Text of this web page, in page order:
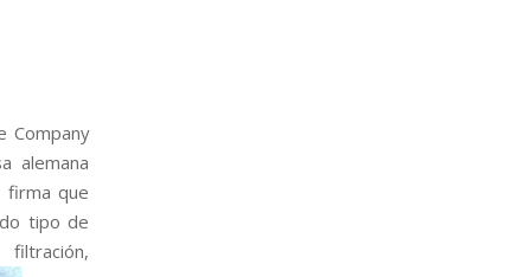
Company
alemana
firma que
tipo de